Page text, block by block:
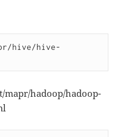
hive/hive-
mapr/hadoop/hadoop-